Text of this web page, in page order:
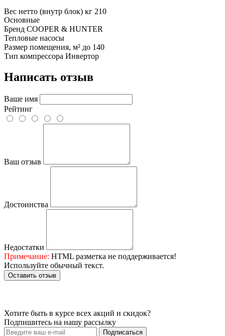
Вес нетто (внутр блок) кг 210
Основные
Бренд COOPER & HUNTER
Тепловые насосы
Размер помещения, м² до 140
Тип компрессора Инвертор
Написать отзыв
Ваше имя
Рейтинг
Ваш отзыв
Достоинства
Недостатки
Примечание: HTML разметка не поддерживается!
Используйте обычный текст.
Оставить отзыв
Хотите быть в курсе всех акций и скидок?
Подпишитесь на нашу рассылку
Подписаться